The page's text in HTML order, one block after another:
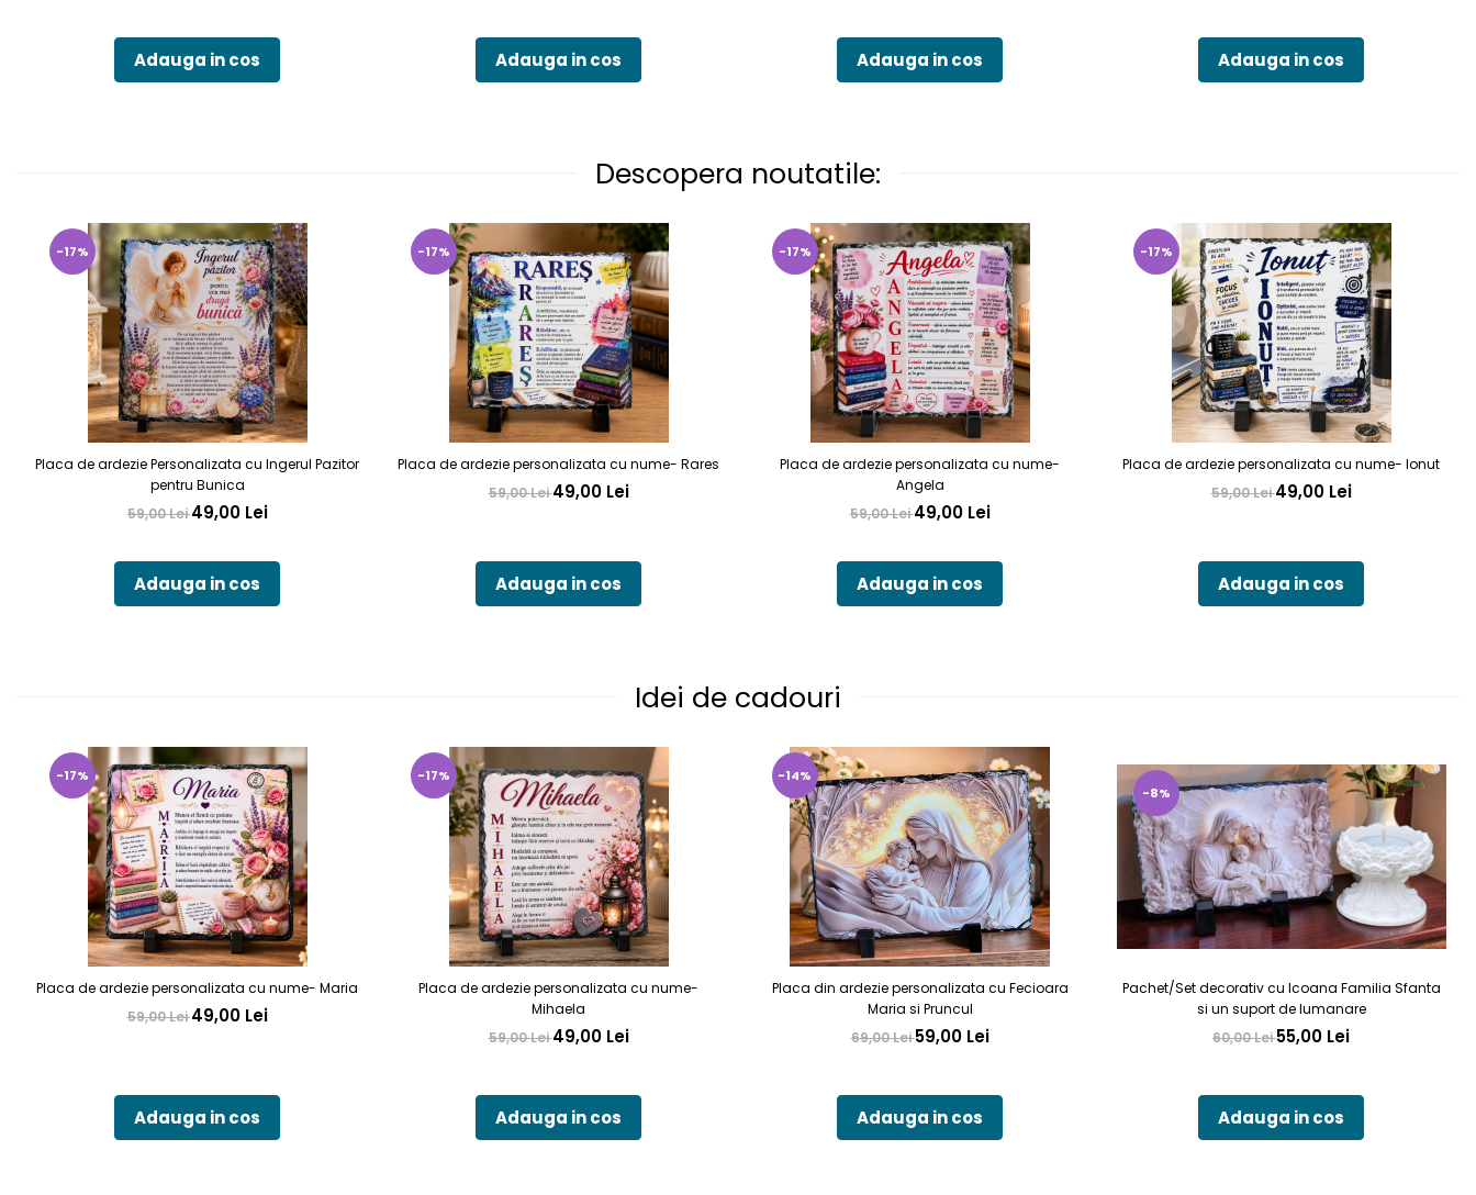
Adauga in cos Adauga in cos Adauga in cos Adauga in cos
Descopera noutatile:
-17%
Placa de ardezie Personalizata cu Ingerul Pazitor
pentru Bunica
59,00 Lei49,00 Lei
Adauga in cos
-17%
Placa de ardezie personalizata cu nume- Rares
59,00 Lei49,00 Lei
Adauga in cos
-17%
Placa de ardezie personalizata cu nume-
Angela
59,00 Lei49,00 Lei
Adauga in cos
-17%
Placa de ardezie personalizata cu nume- Ionut
59,00 Lei49,00 Lei
Adauga in cos
Idei de cadouri
-17%
Placa de ardezie personalizata cu nume- Maria
59,00 Lei49,00 Lei
Adauga in cos
-17%
Placa de ardezie personalizata cu nume-
Mihaela
59,00 Lei49,00 Lei
Adauga in cos
-14%
Placa din ardezie personalizata cu Fecioara
Maria si Pruncul
69,00 Lei59,00 Lei
Adauga in cos
-8%
Pachet/Set decorativ cu Icoana Familia Sfanta
si un suport de lumanare
60,00 Lei55,00 Lei
Adauga in cos